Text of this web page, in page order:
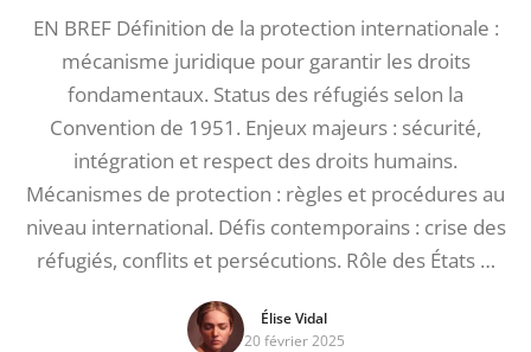
EN BREF Définition de la protection internationale :
mécanisme juridique pour garantir les droits
fondamentaux. Status des réfugiés selon la
Convention de 1951. Enjeux majeurs : sécurité,
intégration et respect des droits humains.
Mécanismes de protection : règles et procédures au
niveau international. Défis contemporains : crise des
réfugiés, conflits et persécutions. Rôle des États …
Élise Vidal
20 février 2025